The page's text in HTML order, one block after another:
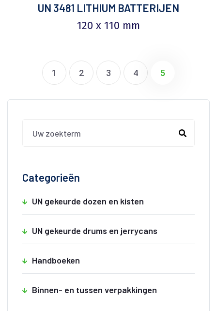
UN 3481 LITHIUM BATTERIJEN
120 x 110 mm
1 2 3 4 5
Categorieën
UN gekeurde dozen en kisten
UN gekeurde drums en jerrycans
Handboeken
Binnen- en tussen verpakkingen